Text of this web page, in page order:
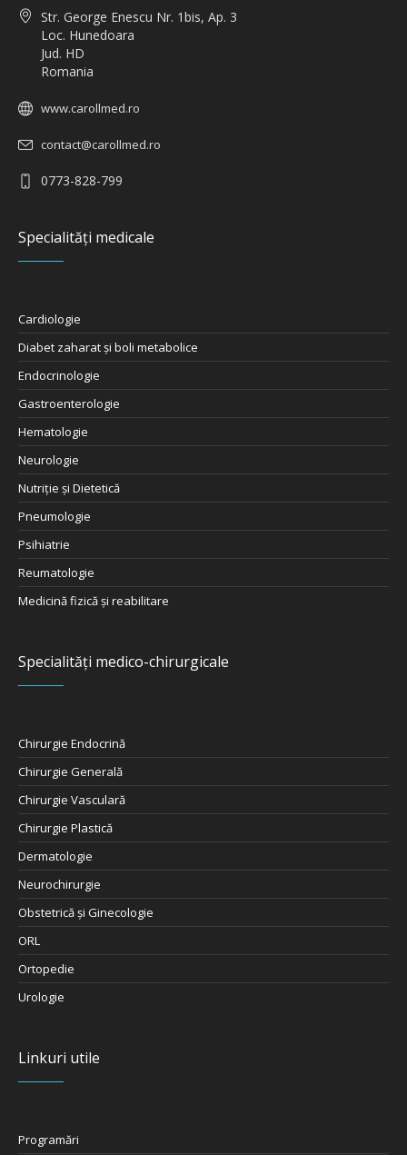
Str. George Enescu Nr. 1bis, Ap. 3
Loc. Hunedoara
Jud. HD
Romania
www.carollmed.ro
contact@carollmed.ro
0773-828-799
Specialități medicale
Cardiologie
Diabet zaharat şi boli metabolice
Endocrinologie
Gastroenterologie
Hematologie
Neurologie
Nutriţie şi Dietetică
Pneumologie
Psihiatrie
Reumatologie
Medicină fizică și reabilitare
Specialități medico-chirurgicale
Chirurgie Endocrină
Chirurgie Generală
Chirurgie Vasculară
Chirurgie Plastică
Dermatologie
Neurochirurgie
Obstetrică şi Ginecologie
ORL
Ortopedie
Urologie
Linkuri utile
Programări